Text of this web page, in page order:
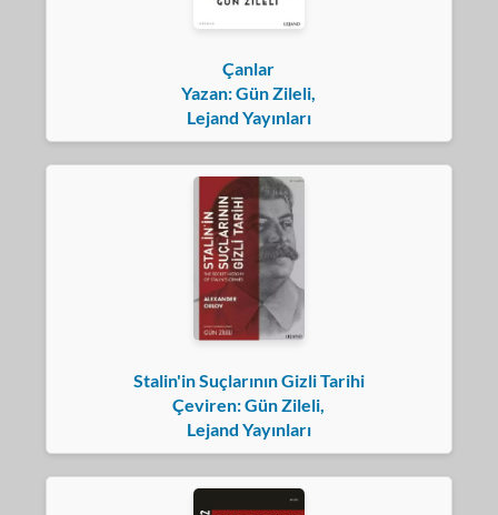
Çanlar
Yazan: Gün Zileli,
Lejand Yayınları
Stalin'in Suçlarının Gizli Tarihi
Çeviren: Gün Zileli,
Lejand Yayınları